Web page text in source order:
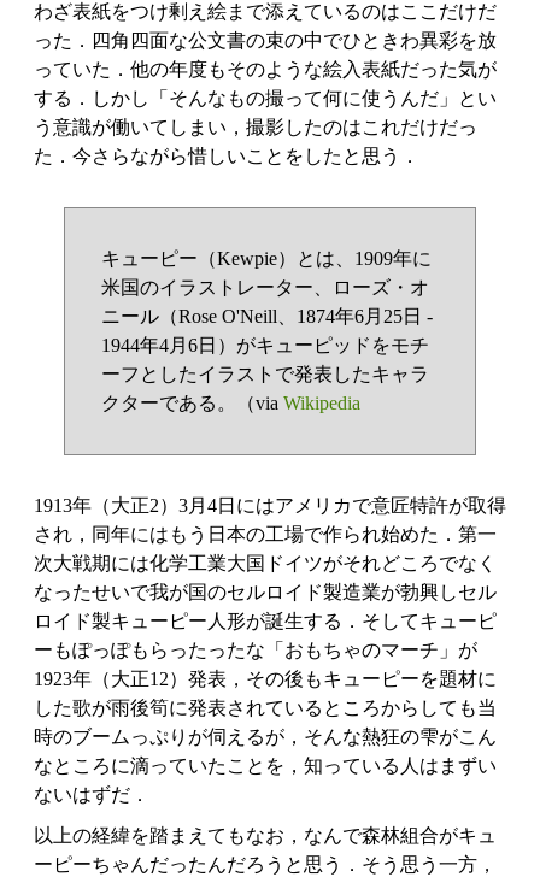
わざ表紙をつけ剰え絵まで添えているのはここだけだ
った．四角四面な公文書の束の中でひときわ異彩を放
っていた．他の年度もそのような絵入表紙だった気が
する．しかし「そんなもの撮って何に使うんだ」とい
う意識が働いてしまい，撮影したのはこれだけだっ
た．今さらながら惜しいことをしたと思う．
キューピー（Kewpie）とは、1909年に
米国のイラストレーター、ローズ・オ
ニール（Rose O'Neill、1874年6月25日 -
1944年4月6日）がキューピッドをモチ
ーフとしたイラストで発表したキャラ
クターである。（via Wikipedia
1913年（大正2）3月4日にはアメリカで意匠特許が取得
され，同年にはもう日本の工場で作られ始めた．第一
次大戦期には化学工業大国ドイツがそれどころでなく
なったせいで我が国のセルロイド製造業が勃興しセル
ロイド製キューピー人形が誕生する．そしてキューピ
ーもぽっぽもらったったな「おもちゃのマーチ」が
1923年（大正12）発表，その後もキューピーを題材に
した歌が雨後筍に発表されているところからしても当
時のブームっぷりが伺えるが，そんな熱狂の雫がこん
なところに滴っていたことを，知っている人はまずい
ないはずだ．
以上の経緯を踏まえてもなお，なんで森林組合がキュ
ーピーちゃんだったんだろうと思う．そう思う一方，